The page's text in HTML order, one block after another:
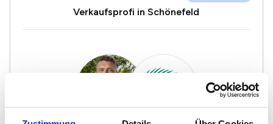
Verkaufsprofi in Schönefeld